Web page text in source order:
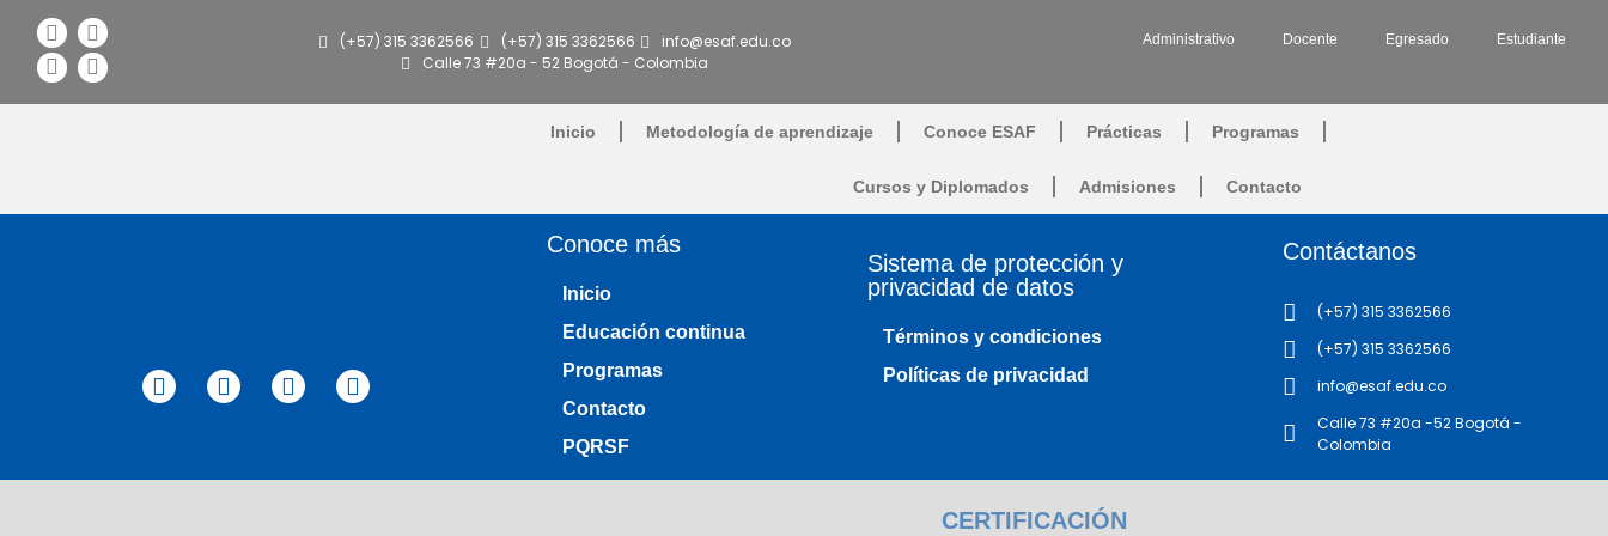
(+57) 315 3362566 (+57) 315 3362566
info@esaf.edu.co
Calle 73 #20a - 52 Bogotá - Colombia
Administrativo Docente Egresado Estudiante
Inicio Metodología de aprendizaje Conoce ESAF Prácticas Programas
Cursos y Diplomados Admisiones Contacto
Conoce más
Inicio
Educación continua
Programas
Contacto
PQRSF
Sistema de protección y
privacidad de datos
Términos y condiciones
Políticas de privacidad
Contáctanos
(+57) 315 3362566
(+57) 315 3362566
info@esaf.edu.co
Calle 73 #20a -52 Bogotá -
Colombia
CERTIFICACIÓN